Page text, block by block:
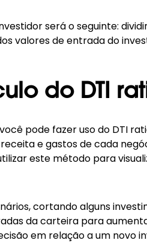
será o seguinte:
valores de entrada do
do DTI
pode fazer uso do DTI
e gastos de cada
este método para
cortando alguns
da carteira para
em relação a um novo